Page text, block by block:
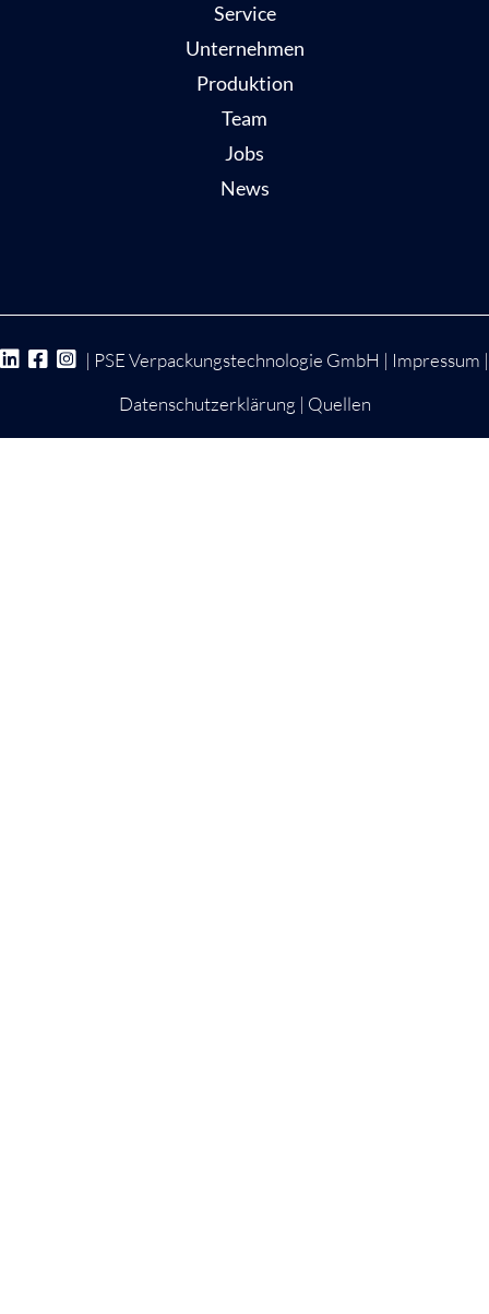
Service
Unternehmen
Produktion
Team
Jobs
News
| PSE Verpackungstechnologie GmbH | Impressum |
Datenschutzerklärung | Quellen